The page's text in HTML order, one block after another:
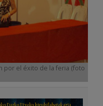
por el éxito de la feria (foto